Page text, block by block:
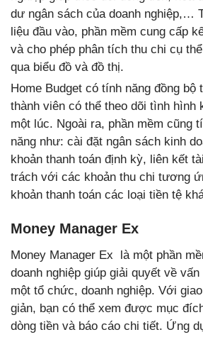
dư ngân sách của doanh nghiệp,…
liệu đầu vào, phần mềm cung cấp
và cho phép phân tích thu chi cụ
qua biểu đồ và đồ thị.
Home Budget có tính năng đồng bộ
thành viên có thể theo dõi tình hình
một lúc. Ngoài ra, phần mềm cũng
năng như: cài đặt ngân sách kinh
khoản thanh toán định kỳ, liên kết
trách với các khoản thu chi tương
khoản thanh toán các loại tiền tệ
Money Manager Ex
Money Manager Ex là một phần
doanh nghiệp giúp giải quyết về
một tổ chức, doanh nghiệp. Với
giản, bạn có thể xem được mục
dòng tiền và báo cáo chi tiết. Ứng